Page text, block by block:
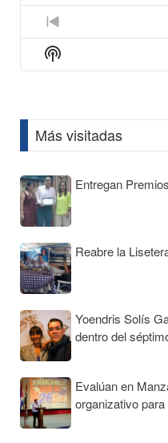
play
icon
Previous
Episode
Show
Podcast
Más visitadas
Entregan
Reabre la
Yoendris Solís
dentro del
Evalúan en
organizativo